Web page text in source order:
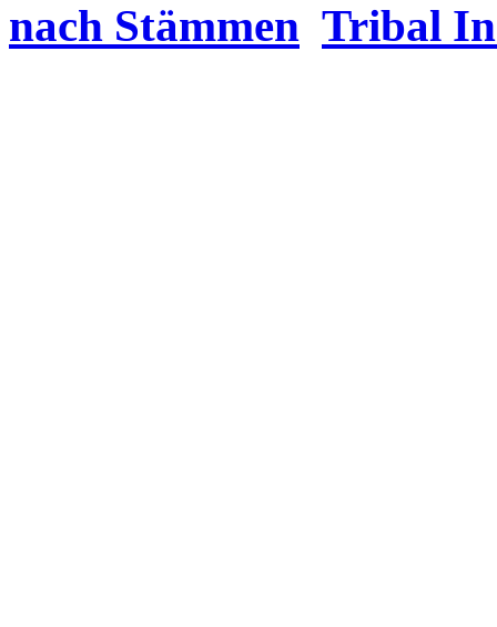
nach Stämmen Tribal